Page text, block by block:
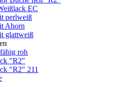
EC
perlweiß
Ahorn
glattweiß
roh
"R2"
"R2" 211